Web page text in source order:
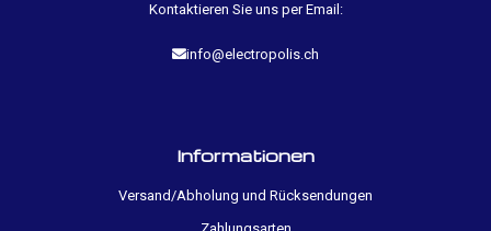
Kontaktieren Sie uns per Email:
info@electropolis.ch
Informationen
Versand/Abholung und Rücksendungen